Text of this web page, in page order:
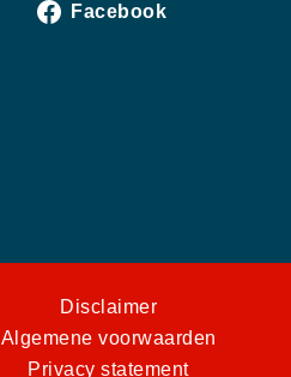
Facebook
Disclaimer
Algemene voorwaarden
Privacy statement